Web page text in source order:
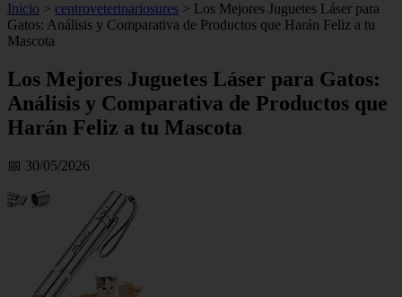
Inicio > centroveterinariosures > Los Mejores Juguetes Láser para
Gatos: Análisis y Comparativa de Productos que Harán Feliz a tu
Mascota
Los Mejores Juguetes Láser para Gatos:
Análisis y Comparativa de Productos que
Harán Feliz a tu Mascota
📅 30/05/2026